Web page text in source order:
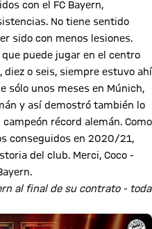
con el FC Bayern,
No tiene sentido
sido con menos lesiones.
puede jugar en el centro
diez o seis, siempre estuvo ahí
sólo unos meses en Múnich,
y así demostró también lo
récord alemán. Como
conseguidos en 2020/21,
del club. Merci, Coco -
al final de su contrato - toda